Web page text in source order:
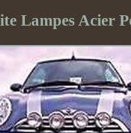
Lampes Acier